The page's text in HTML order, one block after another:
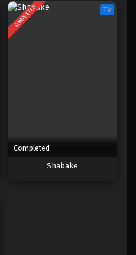
COMPLETED TV
Completed
Shabake